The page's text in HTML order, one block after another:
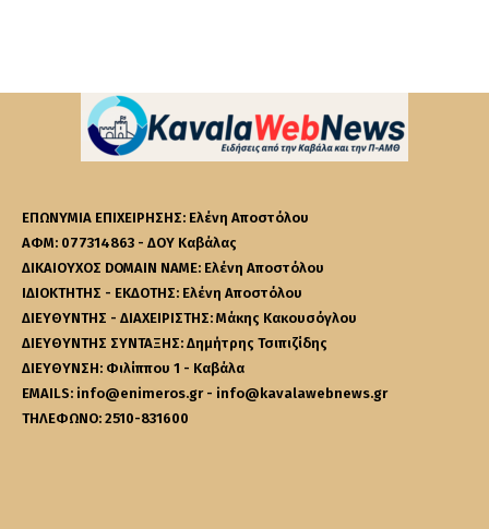
ΕΠΩΝΥΜΙΑ ΕΠΙΧΕΙΡΗΣΗΣ: Ελένη Αποστόλου
ΑΦΜ: 077314863 - ΔΟΥ Καβάλας
ΔΙΚΑΙΟΥΧΟΣ DOMAIN NAME: Ελένη Αποστόλου
ΙΔΙΟΚΤΗΤΗΣ - ΕΚΔΟΤΗΣ: Ελένη Αποστόλου
ΔΙΕΥΘΥΝΤΗΣ - ΔΙΑΧΕΙΡΙΣΤΗΣ: Μάκης Κακουσόγλου
ΔΙΕΥΘΥΝΤΗΣ ΣΥΝΤΑΞΗΣ: Δημήτρης Τσιπιζίδης
ΔΙΕΥΘΥΝΣΗ: Φιλίππου 1 - Καβάλα
EMAILS: info@enimeros.gr - info@kavalawebnews.gr
ΤΗΛΕΦΩΝΟ: 2510-831600